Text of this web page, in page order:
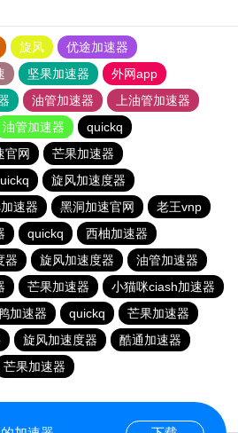
旋风
优途加速器
坚果加速器
外网app
油管加速器
上油管加速器
油管加速器
quickq
官网
芒果加速器
旋风加速度器
速器 黑洞加速官网
老王vnp
quickq
西柚加速器
器 旋风加速度器
油管加速器
芒果加速器
小猫咪ciash加速器
加速器 quickq
芒果加速器
旋风加速度器
酷通加速器
芒果加速器